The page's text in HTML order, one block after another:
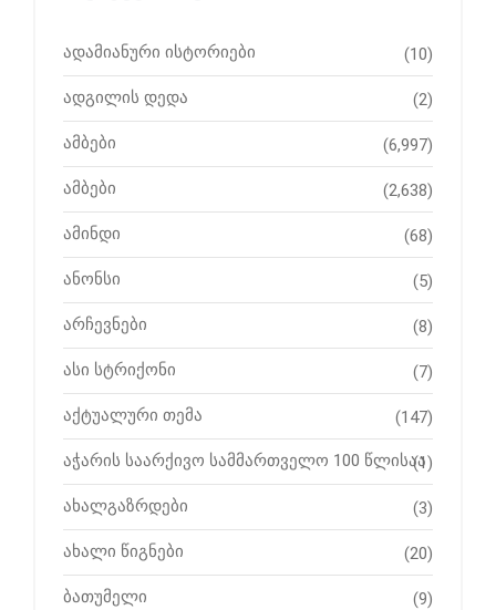
ადამიანური ისტორიები (10)
ადგილის დედა (2)
ამბები (6,997)
ამბები (2,638)
ამინდი (68)
ანონსი (5)
არჩევნები (8)
ასი სტრიქონი (7)
აქტუალური თემა (147)
აჭარის საარქივო სამმართველო 100 წლისაა
(1)
ახალგაზრდები (3)
ახალი წიგნები (20)
ბათუმელი (9)